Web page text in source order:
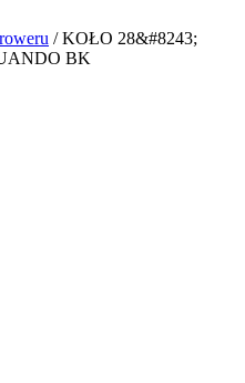
/ KOŁO 28&#8243;
BK